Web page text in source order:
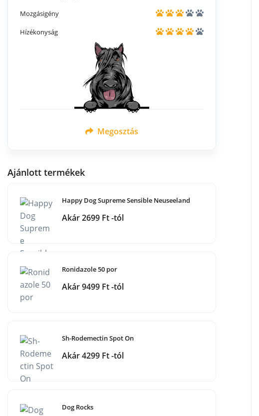
Mozgásigény
Hízékonyság
Megosztás
Ajánlott termékek
Happy Dog Supreme Sensible Neuseeland
Akár 2699 Ft -tól
Ronidazole 50 por
Akár 9499 Ft -tól
Sh-Rodemectin Spot On
Akár 4299 Ft -tól
Dog Rocks